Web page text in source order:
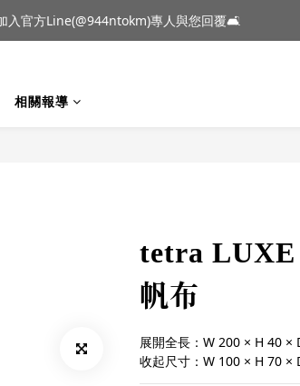
年度新品 Barcarolle 臺中樂群門市展示中✨
入官方Line(@944ntokm)專人與您回覆🛋️
相關報導
tetra LUXE
帆布
展開全長：W 200 × H 40 ×
收起尺寸：W 100 × H 70 ×